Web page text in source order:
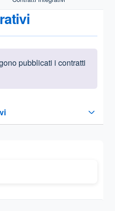
pubblicati i contratti